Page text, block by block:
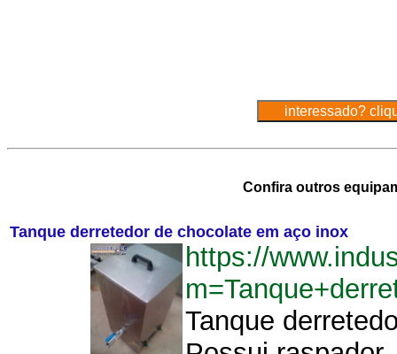
Confira outros
Tanque derretedor de chocolate em aço inox
https://
Tanque